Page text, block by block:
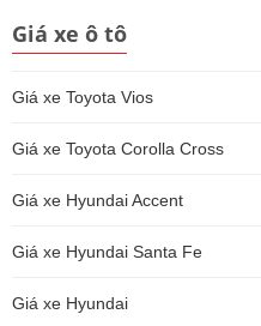
Giá xe ô tô
Giá xe Toyota Vios
Giá xe Toyota Corolla Cross
Giá xe Hyundai Accent
Giá xe Hyundai Santa Fe
Giá xe Hyundai